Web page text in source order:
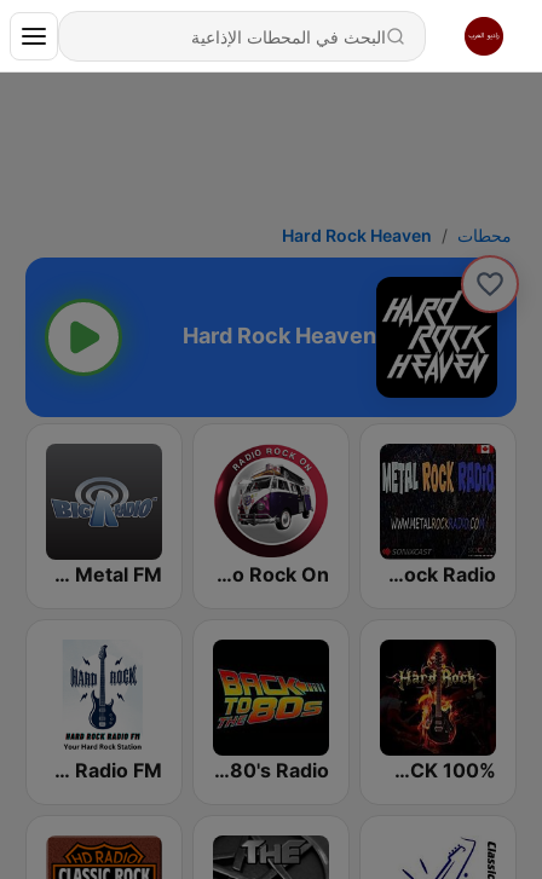
محطات Hard Rock Heaven
Hard Rock Heaven
Metal Rock Radio
Radio Rock On
BigR - 80s Metal FM
100% HARD ROCK
Back To The 80's Radio
Hard Rock Radio FM